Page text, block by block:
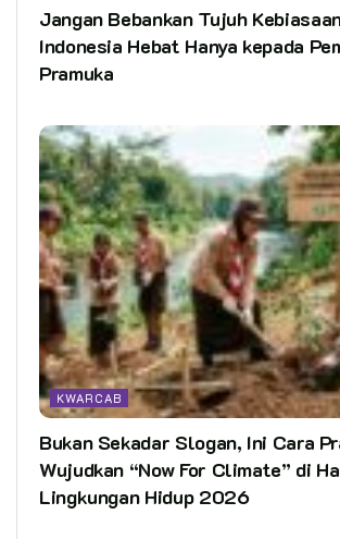
Jangan Bebankan Tujuh
Indonesia Hebat Hanya kepada
Pramuka
KWARCAB
Bukan Sekadar Slogan, Ini Cara
Wujudkan “Now For Climate” di
Lingkungan Hidup 2026